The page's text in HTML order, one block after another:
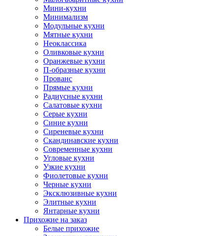
Мини-кухни
Минимализм
Модульные кухни
Мятные кухни
Неоклассика
Оливковые кухни
Оранжевые кухни
П-образные кухни
Прованс
Прямые кухни
Радиусные кухни
Салатовые кухни
Серые кухни
Синие кухни
Сиреневые кухни
Скандинавские кухни
Современные кухни
Угловые кухни
Узкие кухни
Фиолетовые кухни
Черные кухни
Эксклюзивные кухни
Элитные кухни
Янтарные кухни
Прихожие на заказ
Белые прихожие